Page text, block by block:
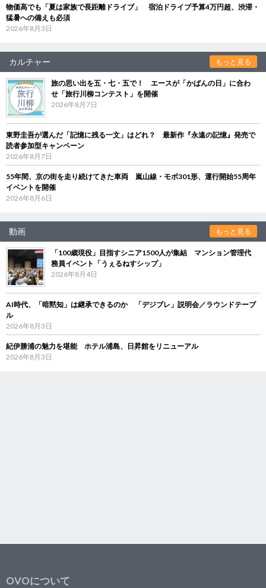
物価高でも「夏は家族で長距離ドライブ」 宿泊ドライブ予算4万円超、渋滞・
猛暑への備えも必須
2026年8月3日
カルチャー もっと見る
旅の思い出を五・七・五で！ エースが「かばんの日」に合わ
せ「旅行川柳コンテスト」を開催
2026年8月7日
東野圭吾が選んだ「記憶に残る一文」はどれ？ 最新作『永遠の記憶』発売で
読者参加型キャンペーン
2026年8月7日
55年間、京の街を走り続けてきた車両 嵐山線・モボ301形、運行開始55周年
イベントを開催
2026年8月6日
動画 もっと見る
「100歳現役」目指すシニア1500人が集結 マンション管理代
務員イベント「うぇるねすシップ」
2026年8月4日
AI時代、「暗黙知」は継承できるのか 「デジブレ」説明会／ラウンドテーブ
ル
2026年8月3日
紀伊勝浦の魅力を堪能 ホテル浦島、日昇館をリニューアル
2026年8月3日
OVOについて